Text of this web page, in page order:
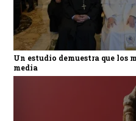
Un estudio demuestra que los
media